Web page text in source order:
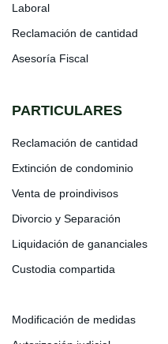
Laboral
Reclamación de cantidad
Asesoría Fiscal
PARTICULARES
Reclamación de cantidad
Extinción de condominio
Venta de proindivisos
Divorcio y Separación
Liquidación de gananciales
Custodia compartida
Modificación de medidas